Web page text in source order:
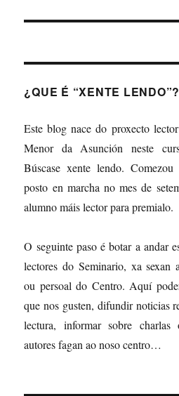
¿QUE É “XENTE LENDO”?
Este blog nace do proxecto
Menor da Asunción neste
Búscase xente lendo.
posto en marcha no mes de
alumno máis lector para premialo.
O seguinte paso é botar a andar
lectores do Seminario, xa sexan
ou persoal do Centro. Aquí
que nos gusten, difundir noticias
lectura, informar sobre
autores fagan ao noso centro…